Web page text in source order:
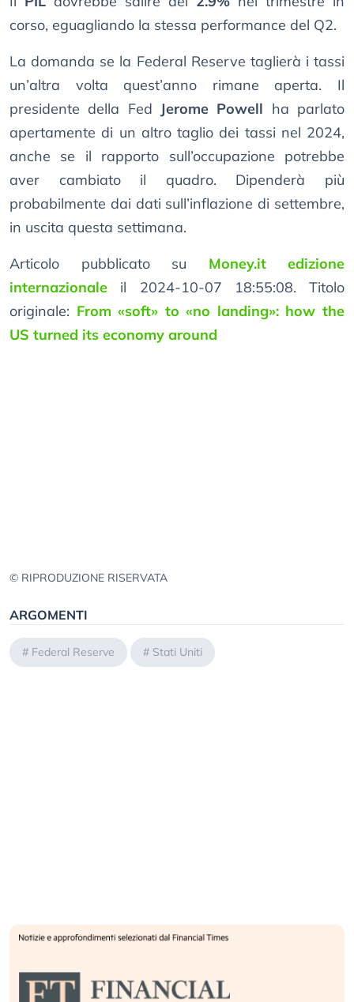
corso, eguagliando la stessa performance del Q2.
La domanda se la Federal Reserve taglierà i tassi
un’altra volta quest’anno rimane aperta. Il
presidente della Fed Jerome Powell ha parlato
apertamente di un altro taglio dei tassi nel 2024,
anche se il rapporto sull’occupazione potrebbe
aver cambiato il quadro. Dipenderà più
probabilmente dai dati sull’inflazione di settembre,
in uscita questa settimana.
Articolo pubblicato su Money.it edizione
internazionale il 2024-10-07 18:55:08. Titolo
originale: From «soft» to «no landing»: how the
US turned its economy around
© RIPRODUZIONE RISERVATA
ARGOMENTI
# Federal Reserve # Stati Uniti